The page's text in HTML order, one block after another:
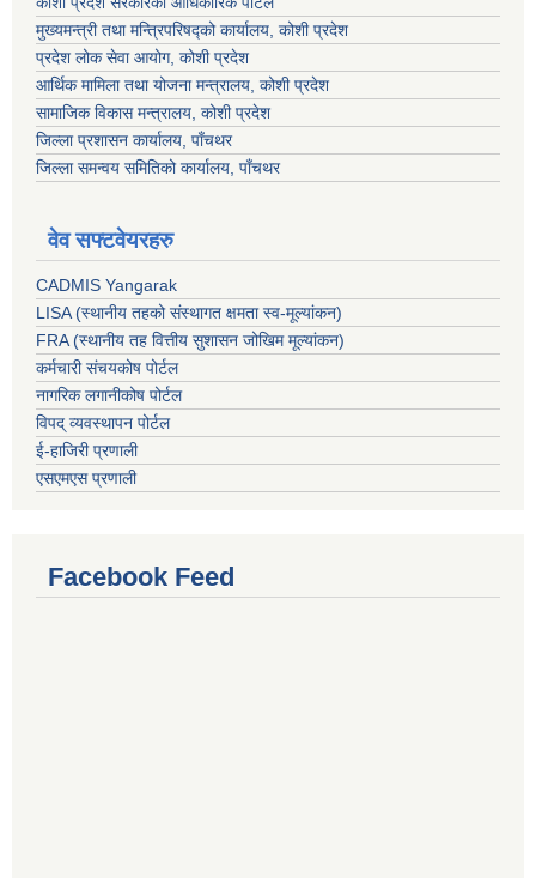
मुख्यमन्त्री तथा मन्त्रिपरिषद्को कार्यालय, कोशी प्रदेश
प्रदेश लोक सेवा आयोग, कोशी प्रदेश
आर्थिक मामिला तथा योजना मन्त्रालय, कोशी प्रदेश
सामाजिक विकास मन्त्रालय, कोशी प्रदेश
जिल्ला प्रशासन कार्यालय, पाँचथर
जिल्ला समन्वय समितिको कार्यालय, पाँचथर
वेव सफ्टवेयरहरु
CADMIS Yangarak
LISA (स्थानीय तहको संस्थागत क्षमता स्व-मूल्यांकन)
FRA (स्थानीय तह वित्तीय सुशासन जोखिम मूल्यांकन)
कर्मचारी संचयकोष पोर्टल
नागरिक लगानीकोष पोर्टल
विपद् व्यवस्थापन पोर्टल
ई-हाजिरी प्रणाली
एसएमएस प्रणाली
Facebook Feed